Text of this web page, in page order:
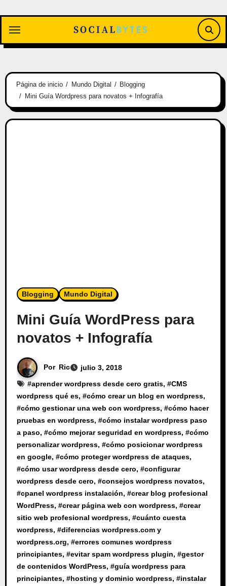
contenido
Página de inicio Mundo Digital
Blogging
Mini Guía Wordpress para novatos + Infografía
Blogging Mundo Digital
Mini Guía WordPress para
novatos + Infografía
Por Ric
julio 3, 2018
#aprender wordpress desde cero gratis, #CMS
wordpress qué es, #cómo crear un blog en wordpress,
#cómo gestionar una web con wordpress, #cómo hacer
pruebas en wordpress, #cómo instalar wordpress paso
a paso, #cómo mejorar seguridad en wordpress, #cómo
personalizar wordpress, #cómo posicionar wordpress
en google, #cómo proteger wordpress de ataques,
#cómo usar wordpress desde cero, #configurar
wordpress desde cero, #consejos wordpress novatos,
#cpanel wordpress instalación, #crear blog profesional
WordPress, #crear página web con wordpress, #crear
sitio web profesional wordpress, #cuánto cuesta
wordpress, #diferencias wordpress.com y
wordpress.org, #errores comunes wordpress
principiantes, #evitar spam wordpress plugin, #gestor
de contenidos WordPress, #guía wordpress para
principiantes, #hosting y dominio wordpress, #instalar